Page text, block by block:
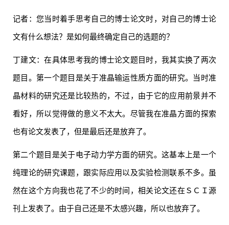
记者：您当时着手思考自己的博士论文时，对自己的博士论
文有什么想法？是如何最终确定自己的选题的？
丁建文：在具体思考我的博士论文题目时，我其实换了两次
题目。第一个题目是关于准晶输运性质方面的研究。当时准
晶材料的研究还是比较热的，不过，由于它的应用前景并不
看好，所以觉得做的意义不太大。尽管我在准晶方面的探索
也有论文发表了，但是最后还是放弃了。
第二个题目是关于电子动力学方面的研究。这基本上是一个
纯理论的研究课题，跟实际应用以及实验检测联系不多。虽
然在这个方向我也花了不少的时间，相关论文还在ＳＣＩ源
刊上发表了。由于自己还是不太感兴趣，所以也放弃了。